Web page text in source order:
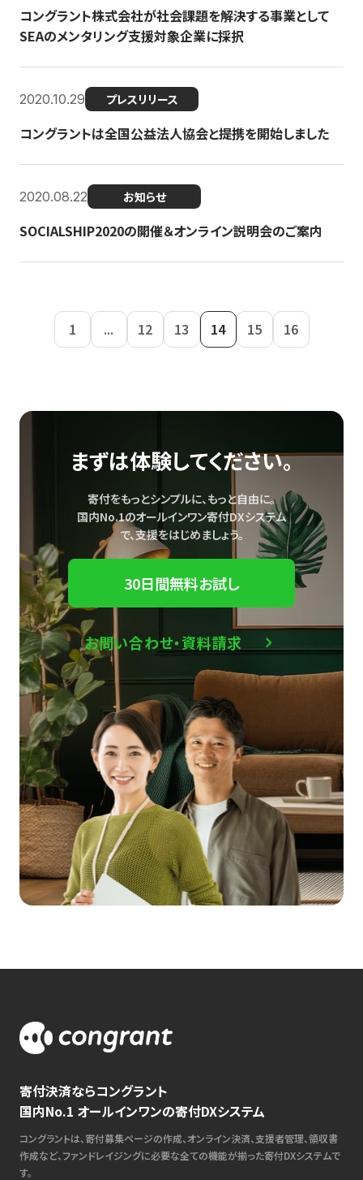
コングラント株式会社が社会課題を解決する事業として
SEAのメンタリング支援対象企業に採択
2020.10.29 プレスリリース
コングラントは全国公益法人協会と提携を開始しました
2020.08.22 お知らせ
SOCIALSHIP2020の開催＆オンライン説明会のご案内
1 ... 12 13 14 15 16
まずは体験してください。
寄付をもっとシンプルに、もっと自由に。
国内No.1のオールインワン寄付DXシステム
で、支援をはじめましょう。
30日間無料お試し
お問い合わせ・資料請求
寄付決済ならコングラント
国内No.1 オールインワンの寄付DXシステム
コングラントは、寄付募集ページの作成、オンライン決済、支援者管理、領収書
作成など、ファンドレイジングに必要な全ての機能が揃った寄付DXシステムで
す。